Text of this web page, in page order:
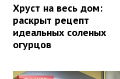
Хруст на весь дом:
раскрыт рецепт
идеальных соленых
огурцов